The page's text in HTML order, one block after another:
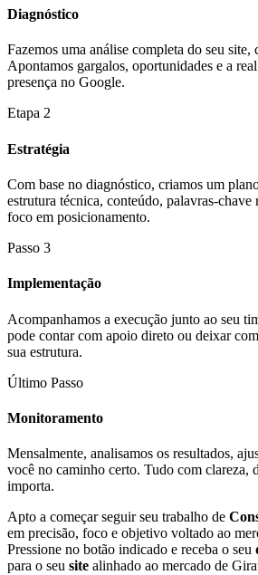
Diagnóstico
Fazemos uma análise completa do seu site,
Apontamos gargalos, oportunidades e a
presença no Google.
Etapa 2
Estratégia
Com base no diagnóstico, criamos um
estrutura técnica, conteúdo, palavras-chave
foco em posicionamento.
Passo 3
Implementação
Acompanhamos a execução junto ao seu
pode contar com apoio direto ou deixar
sua estrutura.
Último Passo
Monitoramento
Mensalmente, analisamos os resultados,
você no caminho certo. Tudo com clareza,
importa.
Apto a começar seguir seu trabalho de
em precisão, foco e objetivo voltado ao
Pressione no botão indicado e receba o seu
para o seu site alinhado ao mercado de